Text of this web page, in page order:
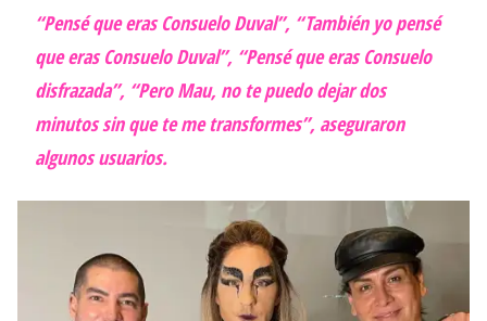
“Pensé que eras Consuelo Duval”, “También yo pensé
que eras Consuelo Duval”, “Pensé que eras Consuelo
disfrazada”, “Pero Mau, no te puedo dejar dos
minutos sin que te me transformes”, aseguraron
algunos usuarios.